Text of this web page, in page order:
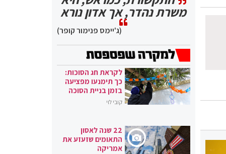
משרת נהדר, אך אדון נורא
(ג'יימס פנימור קופר)
לקראת חג הסוכות:
כך תימנעו מפציעה
בזמן בניית הסוכה
קובי לוי
22 שנה לאסון
התאומים שזעזע את
אמריקה